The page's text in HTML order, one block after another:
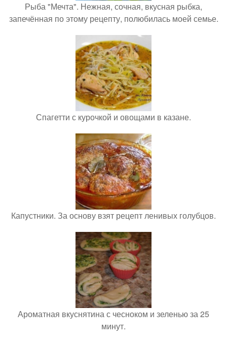
Рыба "Мечта". Нежная, сочная, вкусная рыбка,
запечённая по этому рецепту, полюбилась моей семье.
Спагетти с курочкой и овощами в казане.
Капустники. За основу взят рецепт ленивых голубцов.
Ароматная вкуснятина с чесноком и зеленью за 25
минут.